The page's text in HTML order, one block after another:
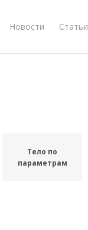
Новости Статьи
Тело по
параметрам